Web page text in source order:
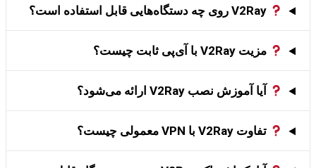
V2Ray روی چه دستگاه‌هایی قابل استفاده است؟
مزیت V2Ray با آی‌پی ثابت چیست؟
آیا آموزش نصب V2Ray ارائه می‌شود؟
تفاوت V2Ray با VPN معمولی چیست؟